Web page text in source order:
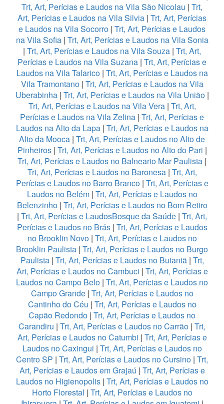
Trt, Art, Perícias e Laudos na Vila São Nicolau | Trt,
Art, Perícias e Laudos na Vila Silvia | Trt, Art, Perícias
e Laudos na Vila Socorro | Trt, Art, Perícias e Laudos
na Vila Sofia| Trt, Art, Perícias e Laudos na Vila Sonia
| Trt, Art, Perícias e Laudos na Vila Souza | Trt, Art,
Perícias e Laudos na Vila Suzana | Trt, Art, Perícias e
Laudos na Vila Talarico| Trt, Art, Perícias e Laudos na
Vila Tramontano| Trt, Art, Perícias e Laudos na Vila
Uberabinha| Trt, Art, Perícias e Laudos na Vila União|
Trt, Art, Perícias e Laudos na Vila Vera| Trt, Art,
Perícias e Laudos na Vila Zelina | Trt, Art, Perícias e
Laudos na Alto da Lapa| Trt, Art, Perícias e Laudos na
Alto da Mooca | Trt, Art, Perícias e Laudos no Alto de
Pinheiros| Trt, Art, Perícias e Laudos no Alto do Pari |
Trt, Art, Perícias e Laudos no Balneario Mar Paulista |
Trt, Art, Perícias e Laudos no Baronesa| Trt, Art,
Perícias e Laudos no Barro Branco| Trt, Art, Perícias e
Laudos no Belém| Trt, Art, Perícias e Laudos no
Belenzinho| Trt, Art, Perícias e Laudos no Bom Retiro
| Trt, Art, Perícias e LaudosBosque da Saúde | Trt, Art,
Perícias e Laudos no Brás| Trt, Art, Perícias e Laudos
no Brooklin Novo| Trt, Art, Perícias e Laudos no
Brooklin Paulista | Trt, Art, Perícias e Laudos no Burgo
Paulista| Trt, Art, Perícias e Laudos no Butantã| Trt,
Art, Perícias e Laudos no Cambuci | Trt, Art, Perícias e
Laudos no Campo Belo | Trt, Art, Perícias e Laudos no
Campo Grande| Trt, Art, Perícias e Laudos no
Cantinho do Céu | Trt, Art, Perícias e Laudos no
Capão Redondo | Trt, Art, Perícias e Laudos no
Carandiru | Trt, Art, Perícias e Laudos no Carrão | Trt,
Art, Perícias e Laudos no Catumbi | Trt, Art, Perícias e
Laudos no Caxingui | Trt, Art, Perícias e Laudos no
Centro SP | Trt, Art, Perícias e Laudos no Cursino | Trt,
Art, Perícias e Laudos em Grajaú | Trt, Art, Perícias e
Laudos no Higienopolis| Trt, Art, Perícias e Laudos no
Horto Florestal | Trt, Art, Perícias e Laudos no